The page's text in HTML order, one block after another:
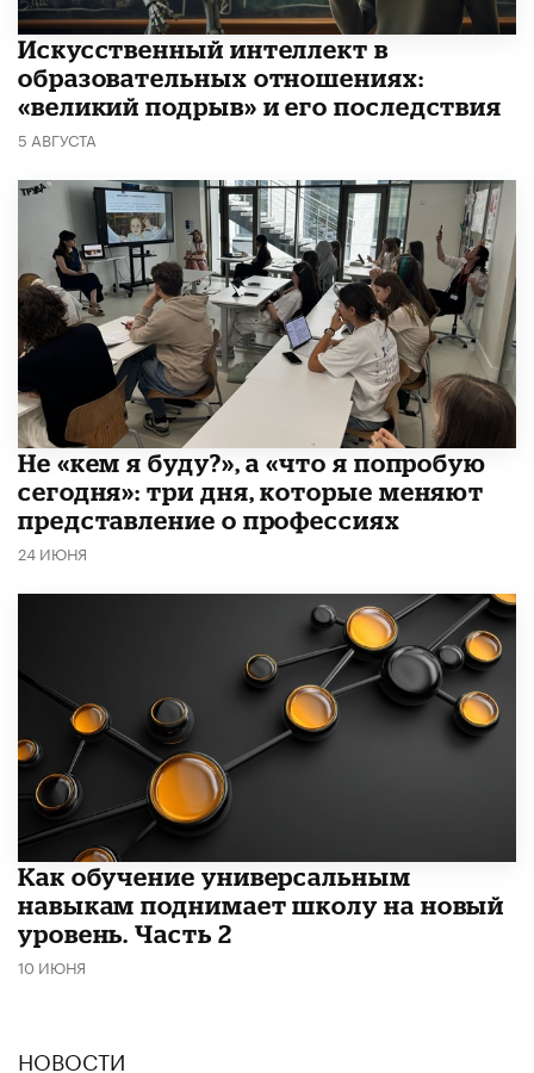
​Искусственный интеллект в
образовательных отношениях:
«великий подрыв» и его последствия
5 АВГУСТА
Не «кем я буду?», а «что я попробую
сегодня»: три дня, которые меняют
представление о профессиях
24 ИЮНЯ
​Как обучение универсальным
навыкам поднимает школу на новый
уровень. Часть 2
10 ИЮНЯ
НОВОСТИ